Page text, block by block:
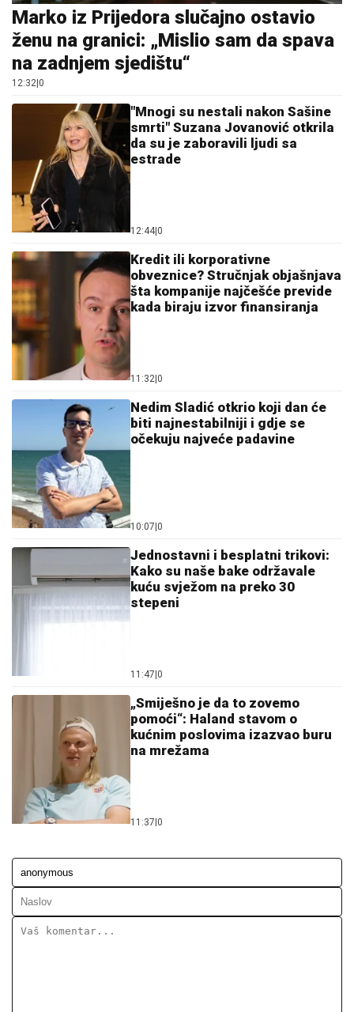
Marko iz Prijedora slučajno ostavio
ženu na granici: „Mislio sam da spava
na zadnjem sjedištu“
12:32 0
"Mnogi su nestali nakon Sašine
smrti" Suzana Jovanović otkrila
da su je zaboravili ljudi sa
estrade
12:44 0
Kredit ili korporativne
obveznice? Stručnjak objašnjava
šta kompanije najčešće previde
kada biraju izvor finansiranja
11:32 0
Nedim Sladić otkrio koji dan će
biti najnestabilniji i gdje se
očekuju najveće padavine
10:07 0
Jednostavni i besplatni trikovi:
Kako su naše bake održavale
kuću svježom na preko 30
stepeni
11:47 0
„Smiješno je da to zovemo
pomoći“: Haland stavom o
kućnim poslovima izazvao buru
na mrežama
11:37 0